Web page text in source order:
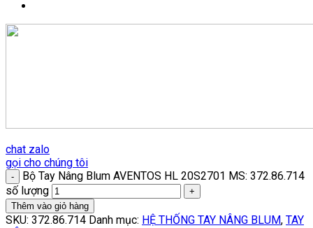
chat zalo
gọi cho chúng tôi
Bộ Tay Nâng Blum AVENTOS HL 20S2701 MS: 372.86.714
số lượng
Thêm vào giỏ hàng
SKU: 372.86.714 Danh mục: HỆ THỐNG TAY NÂNG BLUM, TAY